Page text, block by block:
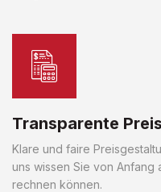
Transparente
Klare und faire
uns wissen Sie von Anfang
rechnen können.